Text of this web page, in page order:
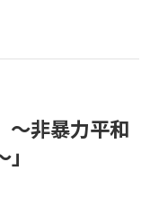
～非暴力平和